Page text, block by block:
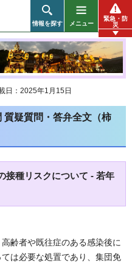
情報を探す メニュー
緊急・防
災
日：2025年1月15日
質疑質問・答弁全文（柿
接種リスクについて - 若年
齢者や既往症のある感染後に
は必要な処置であり、集団免